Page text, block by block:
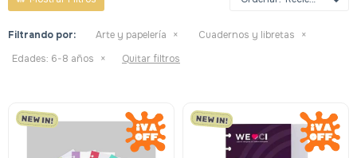
Filtrando por: Arte y papelería
Cuadernos y libretas
Edades: 6-8 años Quitar filtros